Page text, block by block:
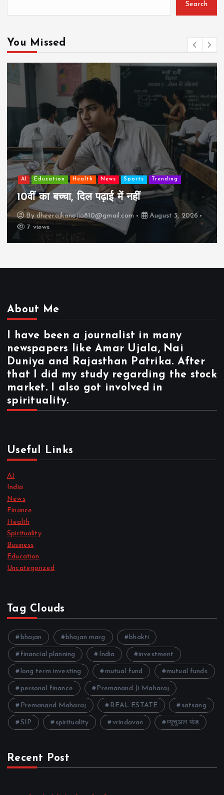
Search
You Missed
AI Education Lifestyle Mutual fund society Travel
झुग्गी में रहने वाला 10,000 कमाने वाले का बच्चा
कैसे “बड़ा आदमी” बन सकता है?
By dheerajkanojia810@gmail.com
August 2, 2026
17 views
About Me
I have been a journalist in many
newspapers like Amar Ujala, Nai
Duniya and Rajasthan Patrika. After
that I did my study regarding the stock
market. I also got involved in
spirituality.
Useful Links
AI
India
News
Finance
Health
Spirituality
Business
Education
Uncategorized
Tag Clouds
bhajan bhajan marg bhakti
financial planning India investment
long term investing mutual fund mutual funds
personal finance Premanand Ji Maharaj
Premanand Maharaj REAL ESTATE satsang
SIP spirituality vrindavan म्यूचुअल फंड
Recent Post